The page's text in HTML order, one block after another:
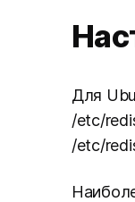
Для
/etc/
/etc/